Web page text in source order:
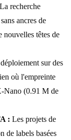
La recherche
ancres de
têtes de
sur des
où l'empreinte
Nano (0.91 M de
: Les projets de
de labels basées